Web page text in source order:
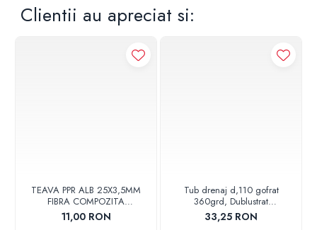
Clientii au apreciat si:
TEAVA PPR ALB 25X3,5MM
FIBRA COMPOZITA
10033025004
VALDUOTHERM VALROM
11,00 RON
Tub drenaj d,110 gofrat
360grd, Dublustrat
verde/negru 110152 Drainkit
33,25 RON